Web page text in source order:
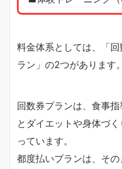
料金体系としては、「
ラン」の2つがあります。
回数券プランは、食事
とダイエットや身体づ
っています。
都度払いプランは、そ